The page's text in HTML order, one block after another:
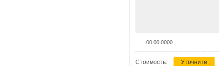
00.00.0000
Стоимость: Уточните